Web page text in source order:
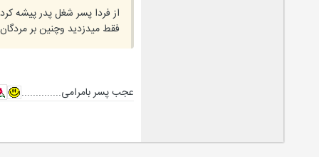
‫از فردا پسر شغل پدر پیشه
فقط میدزدید وچنین بر
عجب پسر بامرامی..............